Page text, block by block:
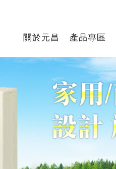
關於元昌 產品專區